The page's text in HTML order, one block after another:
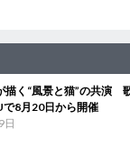
描く“風景と猫”の共演
8月20日から開催
日